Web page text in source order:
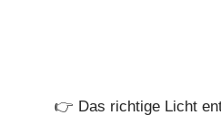
👉 Das richtige Licht